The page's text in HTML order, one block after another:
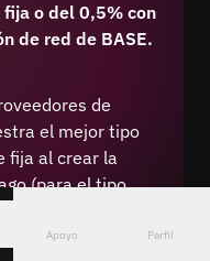
o del 0,5% con
de red de BASE.
de
el mejor tipo
fija al crear la
(para el tipo
Apoyo Perfil